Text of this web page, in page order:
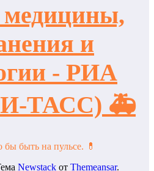
медицины,
и
- РИА
ТАСС) 🚑
быть на пульсе. 💊
Newstack от Themeansar.